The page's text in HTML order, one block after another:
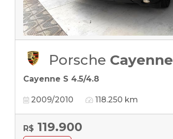
Porsche Cayenne
Cayenne S 4.5/4.8
2009/2010 118.250 km
R$ 119.900